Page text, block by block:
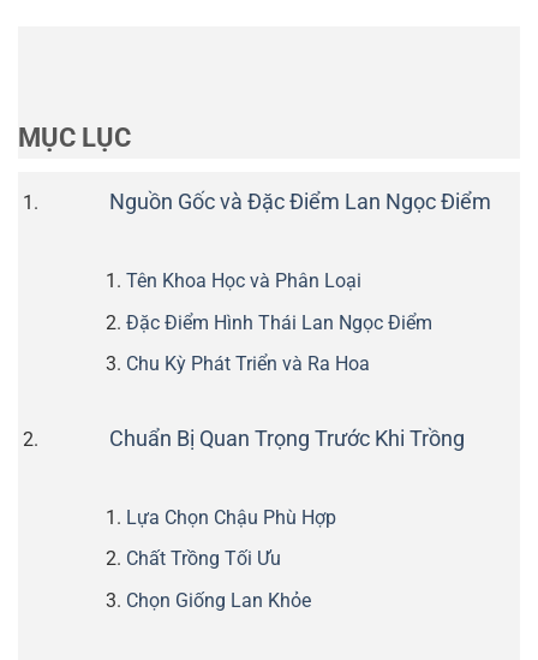
MỤC LỤC
Nguồn Gốc và Đặc Điểm Lan Ngọc Điểm
Tên Khoa Học và Phân Loại
Đặc Điểm Hình Thái Lan Ngọc Điểm
Chu Kỳ Phát Triển và Ra Hoa
Chuẩn Bị Quan Trọng Trước Khi Trồng
Lựa Chọn Chậu Phù Hợp
Chất Trồng Tối Ưu
Chọn Giống Lan Khỏe